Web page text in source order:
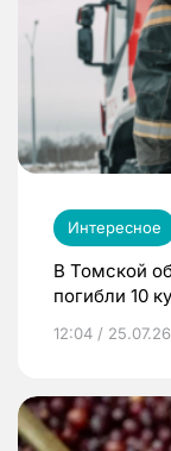
Интересное
В Томской
погибли 10
12:04 / 25.07.26